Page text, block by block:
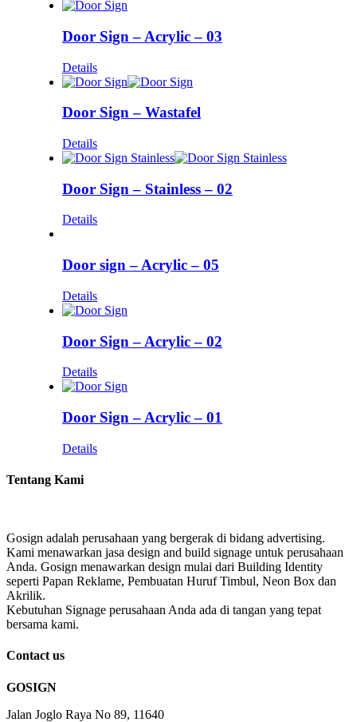
Door Sign – Acrylic – 03
Details
Door Sign – Wastafel
Details
Door Sign – Stainless – 02
Details
Door sign – Acrylic – 05
Details
Door Sign – Acrylic – 02
Details
Door Sign – Acrylic – 01
Details
Tentang Kami
Gosign adalah perusahaan yang bergerak di bidang advertising.
Kami menawarkan jasa design and build signage untuk perusahaan
Anda. Gosign menawarkan design mulai dari Building Identity
seperti Papan Reklame, Pembuatan Huruf Timbul, Neon Box dan
Akrilik.
Kebutuhan Signage perusahaan Anda ada di tangan yang tepat
bersama kami.
Contact us
GOSIGN
Jalan Joglo Raya No 89, 11640